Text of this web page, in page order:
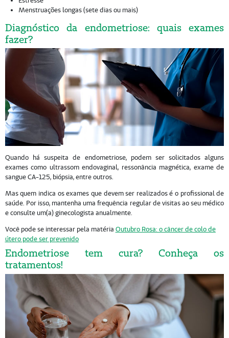
Menstruações longas (sete dias ou mais)
Diagnóstico da endometriose: quais exames
fazer?
Quando há suspeita de endometriose, podem ser solicitados alguns
exames como ultrassom endovaginal, ressonância magnética, exame de
sangue CA-125, biópsia, entre outros.
Mas quem indica os exames que devem ser realizados é o profissional de
saúde. Por isso, mantenha uma frequência regular de visitas ao seu médico
e consulte um(a) ginecologista anualmente.
Você pode se interessar pela matéria Outubro Rosa: o câncer de colo de
útero pode ser prevenido
Endometriose tem cura? Conheça os
tratamentos!